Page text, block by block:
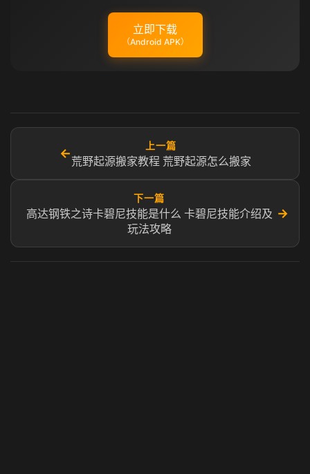
立即下载
（Android APK）
←
上一篇
荒野起源搬家教程 荒野起源怎么搬家​
下一篇
高达钢铁之诗卡碧尼技能是什么 卡碧尼技能介绍及
玩法攻略​
→